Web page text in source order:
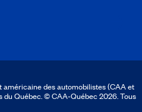
des automobilistes (CAA et
Québec. © CAA‑Québec 2026. Tous